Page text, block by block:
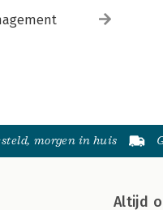
morgen in huis
Altijd